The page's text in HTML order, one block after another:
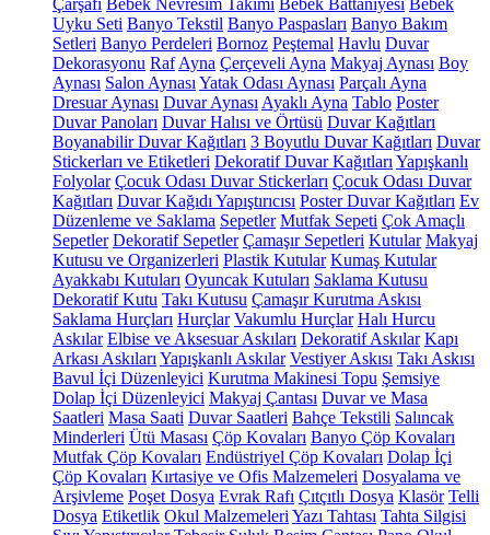
Çarşafı Bebek Nevresim Takımı Bebek Battaniyesi Bebek
Uyku Seti Banyo Tekstil Banyo Paspasları Banyo Bakım
Setleri Banyo Perdeleri Bornoz Peştemal Havlu Duvar
Dekorasyonu Raf Ayna Çerçeveli Ayna Makyaj Aynası Boy
Aynası Salon Aynası Yatak Odası Aynası Parçalı Ayna
Dresuar Aynası Duvar Aynası Ayaklı Ayna Tablo Poster
Duvar Panoları Duvar Halısı ve Örtüsü Duvar Kağıtları
Boyanabilir Duvar Kağıtları 3 Boyutlu Duvar Kağıtları Duvar
Stickerları ve Etiketleri Dekoratif Duvar Kağıtları Yapışkanlı
Folyolar Çocuk Odası Duvar Stickerları Çocuk Odası Duvar
Kağıtları Duvar Kağıdı Yapıştırıcısı Poster Duvar Kağıtları Ev
Düzenleme ve Saklama Sepetler Mutfak Sepeti Çok Amaçlı
Sepetler Dekoratif Sepetler Çamaşır Sepetleri Kutular Makyaj
Kutusu ve Organizerleri Plastik Kutular Kumaş Kutular
Ayakkabı Kutuları Oyuncak Kutuları Saklama Kutusu
Dekoratif Kutu Takı Kutusu Çamaşır Kurutma Askısı
Saklama Hurçları Hurçlar Vakumlu Hurçlar Halı Hurcu
Askılar Elbise ve Aksesuar Askıları Dekoratif Askılar Kapı
Arkası Askıları Yapışkanlı Askılar Vestiyer Askısı Takı Askısı
Bavul İçi Düzenleyici Kurutma Makinesi Topu Şemsiye
Dolap İçi Düzenleyici Makyaj Çantası Duvar ve Masa
Saatleri Masa Saati Duvar Saatleri Bahçe Tekstili Salıncak
Minderleri Ütü Masası Çöp Kovaları Banyo Çöp Kovaları
Mutfak Çöp Kovaları Endüstriyel Çöp Kovaları Dolap İçi
Çöp Kovaları Kırtasiye ve Ofis Malzemeleri Dosyalama ve
Arşivleme Poşet Dosya Evrak Rafı Çıtçıtlı Dosya Klasör Telli
Dosya Etiketlik Okul Malzemeleri Yazı Tahtası Tahta Silgisi